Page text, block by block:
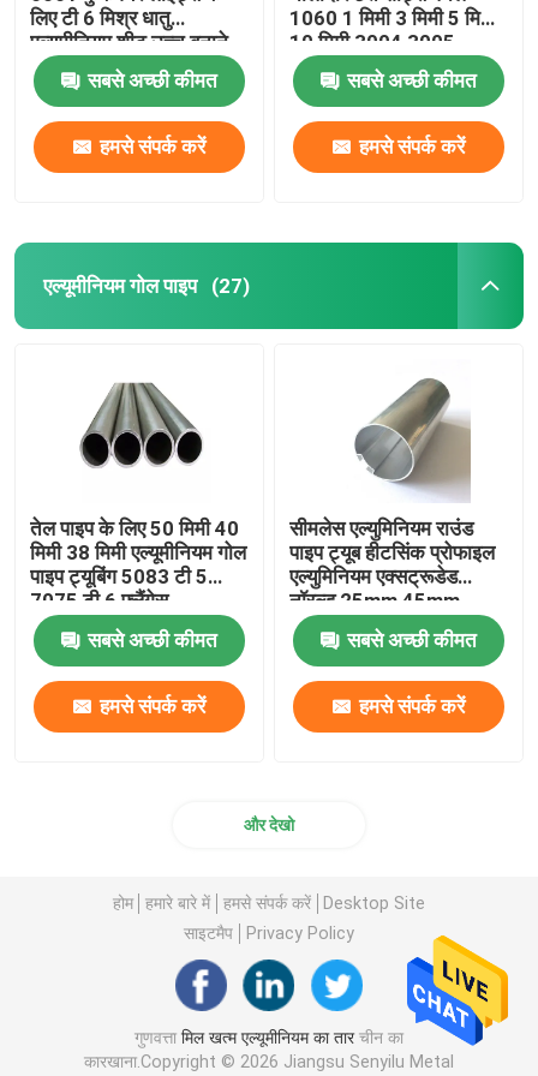
एल्यूमीनियम मिश्र धातु शीट
एल्यूमीनियम गोल पाइप
ठोस एल्यूमीनियम रॉड
एल्यूमिनियम एक्सट्रूज़न प्रोफाइल
एल्युमिनियम स्क्वायर ट्यूब
एल्यूमीनियम पन्नी रोल
एल्यूमिनियम कोण बार
लिए टी 6 मिश्र धातु
एल्यूमीनियम शीट उच्च बनाने
की क्रिया मुद्रण रिक्त स्थान
सबसे अच्छी कीमत
हमसे संपर्क करें
1060 1 मिमी 3 मिमी 5 मिमी
10 मिमी 3004 3005
सबसे अच्छी कीमत
हमसे संपर्क करें
एल्यूमीनियम गोल पाइप (27)
तेल पाइप के लिए 50 मिमी 40
मिमी 38 मिमी एल्यूमीनियम गोल
पाइप ट्यूबिंग 5083 टी 5
7075 टी 6 फ्लैंगेस
सबसे अच्छी कीमत
हमसे संपर्क करें
सीमलेस एल्युमिनियम राउंड
पाइप ट्यूब हीटसिंक प्रोफाइल
एल्युमिनियम एक्सट्रूडेड
नॉरल्ड 25mm 45mm
70mm
सबसे अच्छी कीमत
हमसे संपर्क करें
और देखो
होम हमारे बारे में हमसे संपर्क करें
Desktop Site
साइटमैप
Privacy Policy
गुणवत्ता मिल खत्म एल्यूमीनियम का तारचीन का
कारखाना.Copyright © 2026 Jiangsu Senyilu Metal